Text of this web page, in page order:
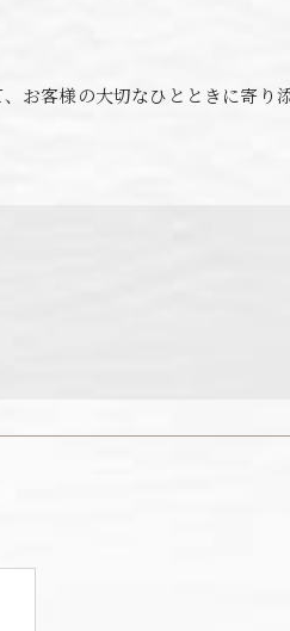
お客様の大切なひとときに寄り